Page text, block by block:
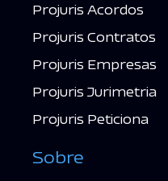
Projuris Acordos
Projuris Contratos
Projuris Empresas
Projuris Jurimetria
Projuris Peticiona
Sobre